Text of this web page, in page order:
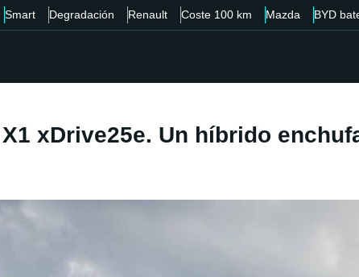
Smart Degradación Renault Coste 100 km Mazda BYD
xDrive25e. Un híbrido